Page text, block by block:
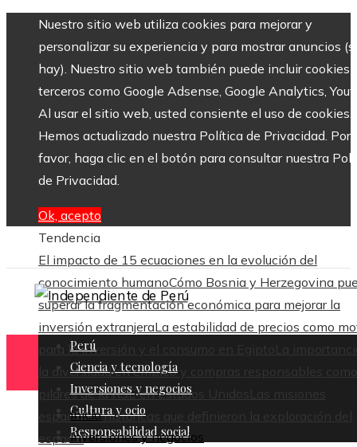
Nuestro sitio web utiliza cookies para mejorar y
personalizar su experiencia y para mostrar anuncios
hay). Nuestro sitio web también puede incluir cookies
terceros como Google Adsense, Google Analytics,
Al usar el sitio web, usted consiente el uso de cookies.
Hemos actualizado nuestra Política de Privacidad. Por
favor, haga clic en el botón para consultar nuestra
de Privacidad.
Ok, acepto
Tendencia
El impacto de 15 ecuaciones en la evolución del
conocimiento humanoCómo Bosnia y Herzegovina
superar la fragmentación económica para mejorar la
inversión extranjeraLa estabilidad de precios como
para la inversión y el consumo en Egipto La
la diversidad en empleo y compras responsables como
pilares de la RSE en Estados Unidos
Las misiones
espaciales históricas que definieron la exploración del
espacio
Perú
Ciencia y tecnología
Inversiones y negocios
Cultura y ocio
Responsabilidad social
Inicio
Inversiones y negocios